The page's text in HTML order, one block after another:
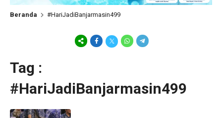
Beranda #HariJadiBanjarmasin499
Tag :
#HariJadiBanjarmasin499